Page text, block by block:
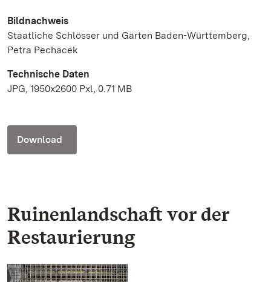
Bildnachweis
Staatliche Schlösser und Gärten Baden-Württemberg,
Petra Pechacek
Technische Daten
JPG, 1950x2600 Pxl, 0.71 MB
Download
Ruinenlandschaft vor der
Restaurierung